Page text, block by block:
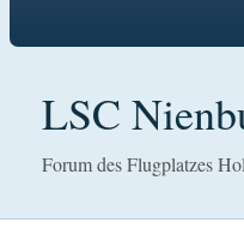
LSC
Forum des Flugplatzes